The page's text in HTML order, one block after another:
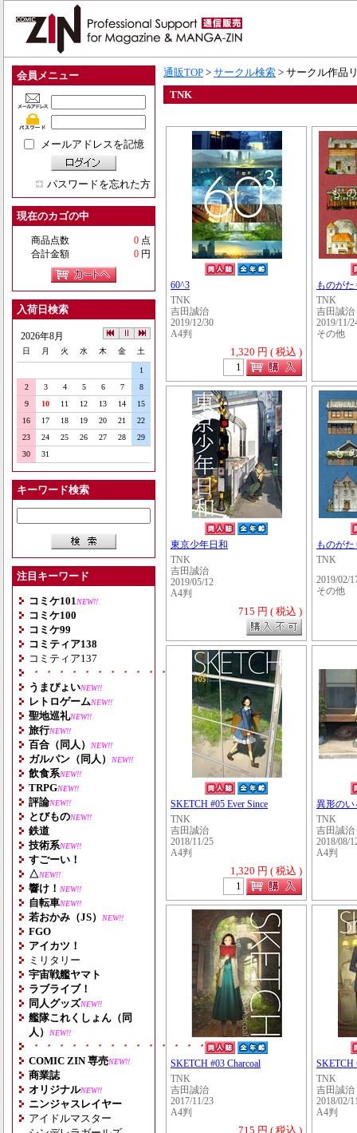
会員メニュー
メールアドレスを記憶
パスワードを忘れた方
現在のカゴの中
商品点数 0 点
合計金額
0 円
入荷日検索
2026年8月
日 月 火 水 木 金 土
1
2
3 4 5 6 7
8
9
10 11 12 13 14
15
16
17 18 19 20 21
22
23
24 25 26 27 28
29
30
31
キーワード検索
注目キーワード
コミケ101 NEW!!
コミケ100
コミケ99
コミティア138
コミティア137
・・・・・・・・・・・・・・・・・・・
うまぴょいNEW!!
レトロゲームNEW!!
聖地巡礼NEW!!
旅行NEW!!
百合（同人） NEW!!
ガルパン（同人） NEW!!
飲食系NEW!!
TRPGNEW!!
評論NEW!!
とびものNEW!!
鉄道
技術系NEW!!
すごーい！
△NEW!!
響け！ NEW!!
自転車NEW!!
若おかみ（JS） NEW!!
FGO
アイカツ！
ミリタリー
宇宙戦艦ヤマト
ラブライブ！
同人グッズNEW!!
艦隊これくしょん（同
人）
NEW!!
・・・・・・・・・・・・・・・・・・・
COMIC ZIN 専売NEW!!
商業誌
オリジナルNEW!!
ニンジャスレイヤー
アイドルマスター
通販TOP > サークル検索 > サークル作品
TNK
60^3
TNK
吉田誠治
2019/12/30
A4判
1,320 円 ( 税込 )
ものが
TNK
吉田誠治
2019/11/
その他
東京少年日和
TNK
吉田誠治
2019/05/12
A4判
715 円 ( 税込 )
ものが
TNK
2019/02/
その他
SKETCH #05 Ever Since
TNK
吉田誠治
2018/11/25
A4判
1,320 円 ( 税込 )
異形のい
TNK
吉田誠治
2018/08/
A4判
SKETCH #03 Charcoal
TNK
吉田誠治
2017/11/23
A4判
715 円 ( 税込 )
SKETCH
TNK
吉田誠治
2018/02/
A4判